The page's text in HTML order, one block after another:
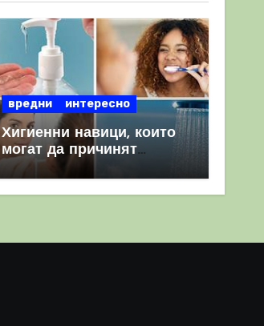
вредни интересно
Хигиенни навици, които
могат да причинят
повече вреда, отколкото
полза